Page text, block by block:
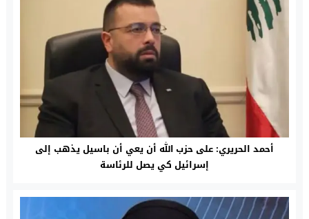
أحمد الحريري: على حزب الله أن يعي أن باسيل يذهب إلى
إسرائيل كي يصل للرئاسة